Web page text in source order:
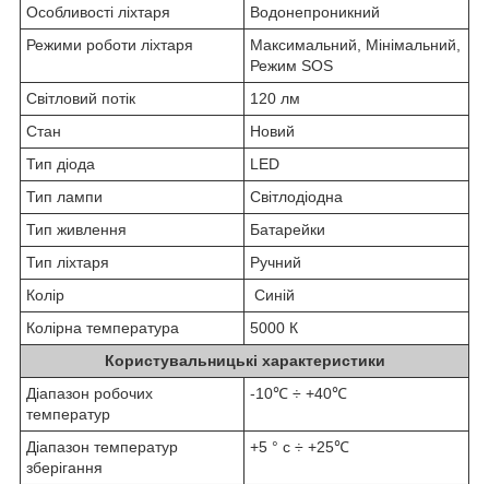
Особливості ліхтаря
Водонепроникний
Режими роботи ліхтаря
Максимальний, Мінімальний,
Режим SOS
Світловий потік
120 лм
Стан
Новий
Тип діода
LED
Тип лампи
Світлодіодна
Тип живлення
Батарейки
Тип ліхтаря
Ручний
Колір
Синій
Колірна температура
5000 К
Користувальницькі характеристики
Діапазон робочих
температур
-10℃ ÷ +40℃
Діапазон температур
зберігання
+5 ° с ÷ +25℃